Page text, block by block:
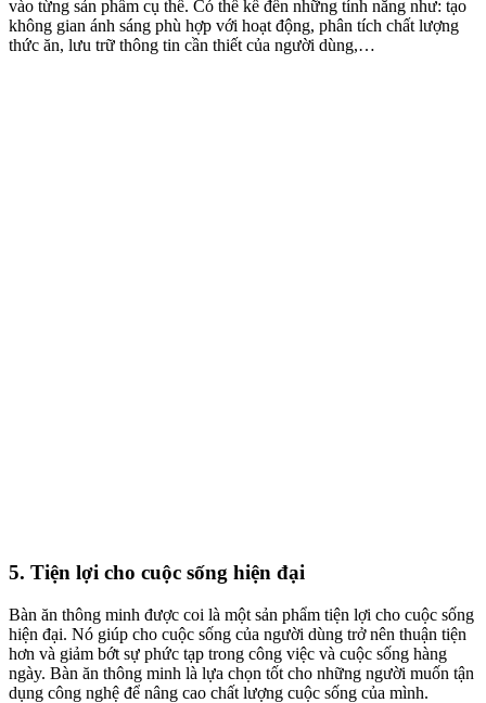
vào từng sản phẩm cụ thể. Có thể kể đến những tính năng như: tạo
không gian ánh sáng phù hợp với hoạt động, phân tích chất lượng
thức ăn, lưu trữ thông tin cần thiết của người dùng,…
5. Tiện lợi cho cuộc sống hiện đại
Bàn ăn thông minh được coi là một sản phẩm tiện lợi cho cuộc sống
hiện đại. Nó giúp cho cuộc sống của người dùng trở nên thuận tiện
hơn và giảm bớt sự phức tạp trong công việc và cuộc sống hàng
ngày. Bàn ăn thông minh là lựa chọn tốt cho những người muốn tận
dụng công nghệ để nâng cao chất lượng cuộc sống của mình.